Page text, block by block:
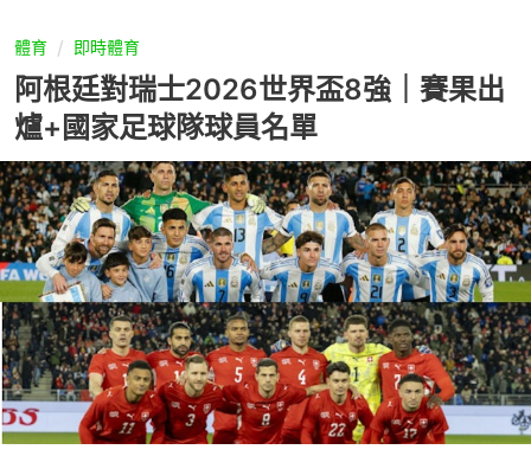
體育 即時體育
阿根廷對瑞士2026世界盃8強｜賽果出
爐+國家足球隊球員名單